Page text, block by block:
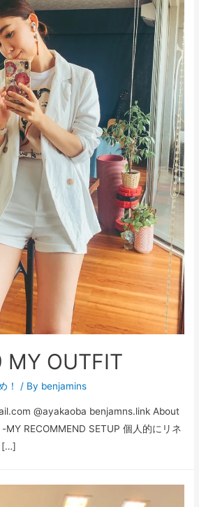
OUTFIT
！ / By benjamins
@ayakaoba benjamns.link About
RECOMMEND SETUP 個人的にリネ
[…]